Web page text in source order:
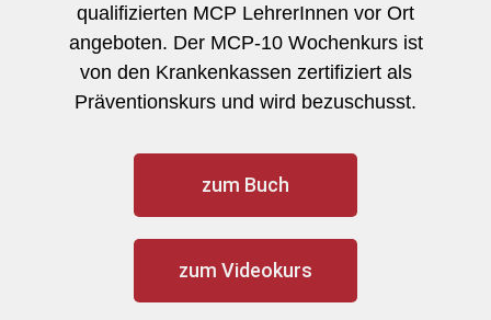
qualifizierten MCP LehrerInnen vor Ort
angeboten. Der MCP-10 Wochenkurs ist
von den Krankenkassen zertifiziert als
Präventionskurs und wird bezuschusst.
zum Buch
zum Videokurs